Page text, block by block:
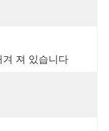
져 있습니다